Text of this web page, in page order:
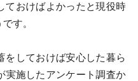
ておけばよかったと現役時
す。
をしておけば安心した暮ら
実施したアンケート調査か